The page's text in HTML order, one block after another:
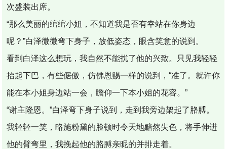
次盛装出席。
“那么美丽的绾绾小姐，不知道我是否有幸站在你身边
呢？”白泽微微弯下身子，放低姿态，眼含笑意的说到。
看到白泽这么想玩，我自然不能扰了他的兴致。只见我轻轻
抬起下巴，有些倨傲，仿佛恩赐一样的说到，“准了。就许你
能在本小姐身边站一会，瞻仰一下本小姐的花容。”
“谢主隆恩。”白泽弯下身子说到，走到我旁边架起了胳膊。
我轻轻一笑，略施粉黛的脸顿时令天地黯然失色，将手伸进
他的臂弯里，我挽起他的胳膊亲昵的并排走着。